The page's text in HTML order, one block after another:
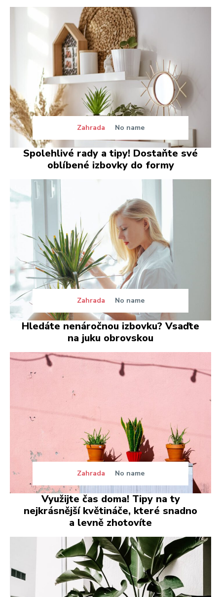
Zahrada No name
Spolehlivé rady a tipy! Dostaňte své
oblíbené izbovky do formy
Zahrada No name
Hledáte nenáročnou izbovku? Vsaďte
na juku obrovskou
Zahrada No name
Využijte čas doma! Tipy na ty
nejkrásnější květináče, které snadno
a levně zhotovíte